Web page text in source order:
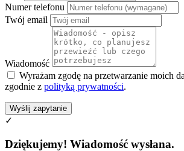
Numer telefonu
Twój email
Wiadomość
Wyrażam zgodę na przetwarzanie moich
zgodnie z polityką prywatności.
Wyślij zapytanie
✓
Dziękujemy! Wiadomość wysłana.